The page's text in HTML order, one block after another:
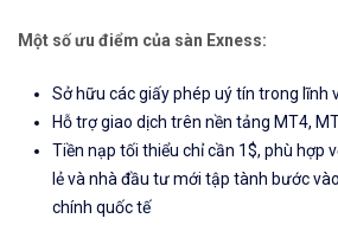
Một số ưu điểm của sàn Exness:
Sở hữu các giấy phép uý tín trong lĩnh
Hỗ trợ giao dịch trên nền tảng MT4,
Tiền nạp tối thiểu chỉ cần 1$, phù hợp
lẻ và nhà đầu tư mới tập tành bước
chính quốc tế